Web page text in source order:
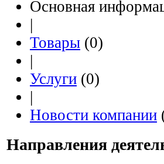
Основная
|
Товары (0)
|
Услуги (0)
|
Новости компании
Направления